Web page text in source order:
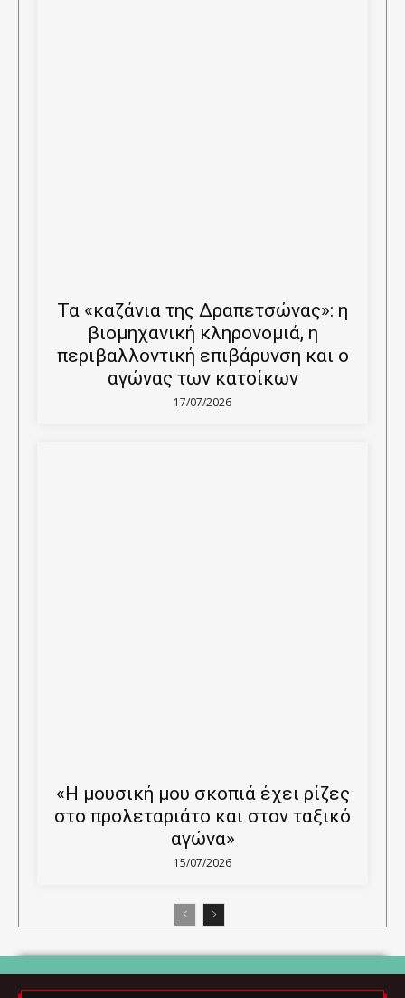
Τα «καζάνια της Δραπετσώνας»: η
βιομηχανική κληρονομιά, η
περιβαλλοντική επιβάρυνση και ο
αγώνας των κατοίκων
17/07/2026
«Η μουσική μου σκοπιά έχει ρίζες
στο προλεταριάτο και στον ταξικό
αγώνα»
15/07/2026